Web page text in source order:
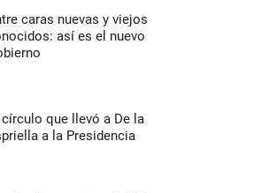
caras nuevas y viejos
así es el nuevo
círculo que llevó a De la
a la Presidencia